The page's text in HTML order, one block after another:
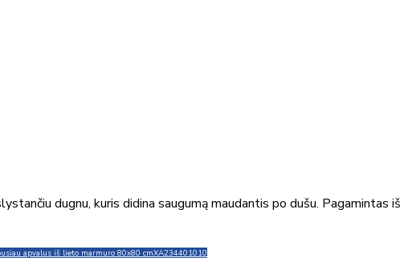
dugnu, kuris didina saugumą maudantis po dušu. Pagamintas
apvalus iš lieto marmuro 80x80 cmXA234401010